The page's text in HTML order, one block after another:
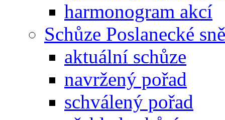
harmonogram akcí
Schůze Poslanecké
aktuální schůze
navržený pořad
schválený pořad